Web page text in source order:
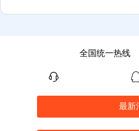
全国统一热线
最新